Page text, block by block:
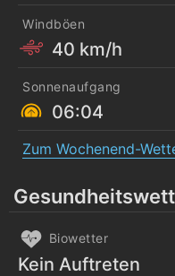
Windböen
40 km/h
Sonnenaufgang
06:04
Zum Wochenend-
Biowetter
Kein Auftreten